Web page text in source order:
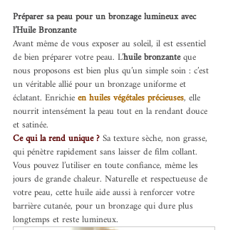
Préparer sa peau pour un bronzage lumineux avec
l’Huile Bronzante
Avant même de vous exposer au soleil, il est essentiel
de bien préparer votre peau. L’huile bronzante que
nous proposons est bien plus qu’un simple soin : c’est
un véritable allié pour un bronzage uniforme et
éclatant. Enrichie en huiles végétales précieuses, elle
nourrit intensément la peau tout en la rendant douce
et satinée.
Ce qui la rend unique ?Sa texture sèche, non grasse,
qui pénètre rapidement sans laisser de film collant.
Vous pouvez l’utiliser en toute confiance, même les
jours de grande chaleur. Naturelle et respectueuse de
votre peau, cette huile aide aussi à renforcer votre
barrière cutanée, pour un bronzage qui dure plus
longtemps et reste lumineux.